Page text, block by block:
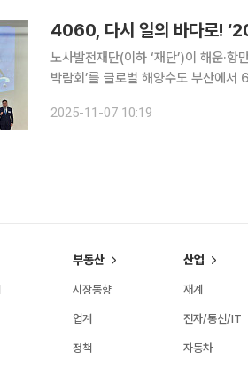
4060, 다시 일의 바다로!
노사발전재단(이하 ‘재단’)이 해운·
박람회’를 글로벌 해양수도 부산에서 6일 성
부산테크노파크, 한국해양수산연수
2025-11-07 10:19
부동산
시장동향
업계
정책
산업
재계
전자/통신/IT
자동차